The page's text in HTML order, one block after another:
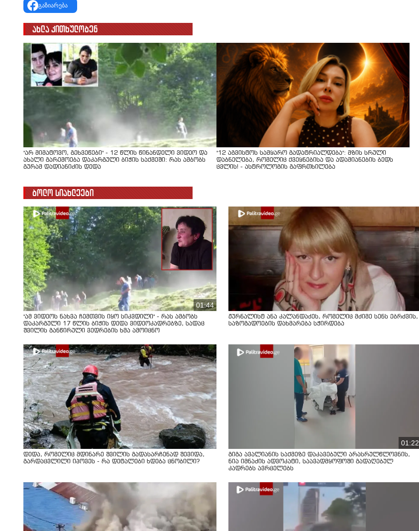
გაზიარება
ახლა კითხულობენ
"არ მიმატოვო, გეხვეწები" - 12 წლის წინანდელი ვიდეო და
ახალი გარემოება დაკარგული ბიჭის საქმეში: რას ამბობს
გურამ დადიანიძის დედა
"12 აგვისტოს სამყარო გადატრიალდება": მზის სრული
დაბნელება, რომელიც ქვეყნებისა და ადამიანების ბედს
ცვლის! - ასტროლოგის გაფრთხილება
ბოლო სიახლეები
01:44
"ამ ვიდეოს ნახვა ჩემთვის იყო სიკვდილი" - რას ამბობს
დაკარგული 17 წლის ბიჭის დედა ვიდეოკადრებზე, სადაც
შვილის განწირული ვედრების ხმა ამოიცნო
ჟურნალისტ ანა კალანდაძეს, რომელიც მძიმე სენს ებრძვის,
საზოგადოების დახმარება სჭირდება
დედა, რომელიც მდინარე შვილის გადასარჩენად შევიდა,
გარდაცვლილი იპოვეს - რა დეტალები ხდება ცნობილი?
01:22
გიგა ავალიანის საქმეზე დაკავებული არასრულწლოვნის,
ნია იმნაძის ადვოკატი, საავადმყოფოში გადაღებულ
კადრებს ავრცელებს